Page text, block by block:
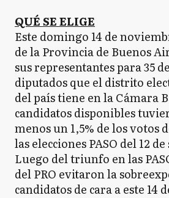
QUÉ SE ELIGE
Este domingo 14 de
de la Provincia de Buenos
sus representantes para 35
diputados que el distrito
del país tiene en la Cámara
candidatos disponibles
menos un 1,5% de los votos
las elecciones PASO del 12
Luego del triunfo en las
del PRO evitaron la
candidatos de cara a este 14